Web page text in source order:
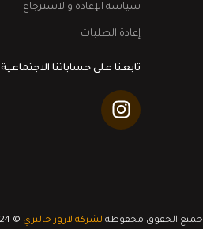
سياسة الإعادة والاسترجاع
إعادة الطلبات
تابعنا على حساباتنا الاجتماعية
جميع الحقوق محفوظة لشركة لاروز جاليري © 2024